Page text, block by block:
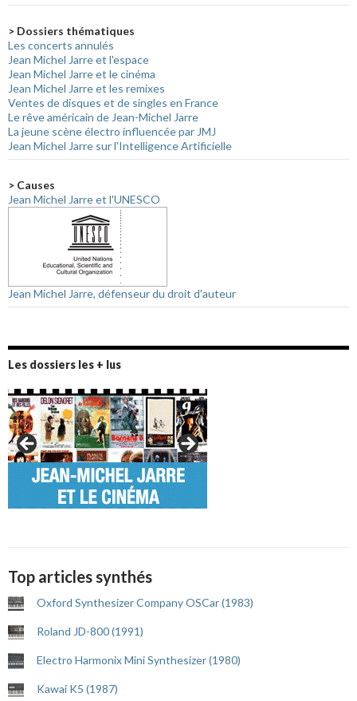
> Dossiers thématiques
Les concerts annulés
Jean Michel Jarre et l'espace
Jean Michel Jarre et le cinéma
Jean Michel Jarre et les remixes
Ventes de disques et de singles en France
Le rêve américain de Jean-Michel Jarre
La jeune scène électro influencée par JMJ
Jean Michel Jarre sur l'Intelligence Artificielle
> Causes
Jean Michel Jarre et l'UNESCO
Jean Michel Jarre, défenseur du droit d'auteur
Les dossiers les + lus
Top articles synthés
Oxford Synthesizer Company OSCar (1983)
Roland JD-800 (1991)
Electro Harmonix Mini Synthesizer (1980)
Kawai K5 (1987)